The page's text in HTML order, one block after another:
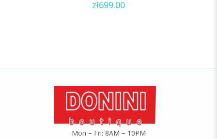
out
zł699.00
Mon – Fri: 8AM – 10PM